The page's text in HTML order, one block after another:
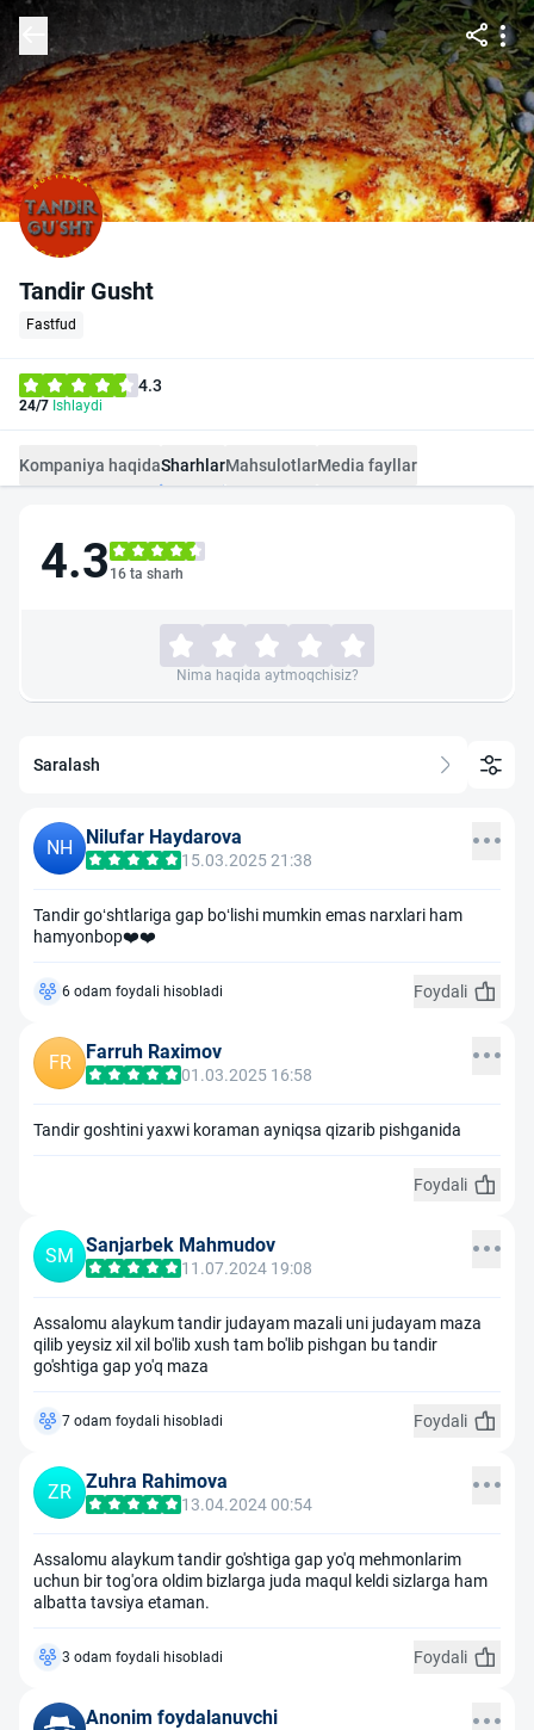
Tandir Gusht
Fastfud
4.3
24/7 Ishlaydi
Kompaniya haqidaSharhlarMahsulotlarMedia fayllar
4.3 16 ta sharh
Nima haqida aytmoqchisiz?
Saralash
NH Nilufar Haydarova
15.03.2025 21:38
Tandir goʻshtlariga gap boʻlishi mumkin emas narxlari ham
hamyonbop❤️❤️
Foydali
6 odam foydali hisobladi
FR Farruh Raximov
01.03.2025 16:58
Tandir goshtini yaxwi koraman ayniqsa qizarib pishganida
Foydali
SM Sanjarbek Mahmudov
11.07.2024 19:08
Assalomu alaykum tandir judayam mazali uni judayam maza
qilib yeysiz xil xil bo'lib xush tam bo'lib pishgan bu tandir
go'shtiga gap yo'q maza
Foydali
7 odam foydali hisobladi
ZR Zuhra Rahimova
13.04.2024 00:54
Assalomu alaykum tandir go'shtiga gap yo'q mehmonlarim
uchun bir tog'ora oldim bizlarga juda maqul keldi sizlarga ham
albatta tavsiya etaman.
Foydali
3 odam foydali hisobladi
Anonim foydalanuvchi